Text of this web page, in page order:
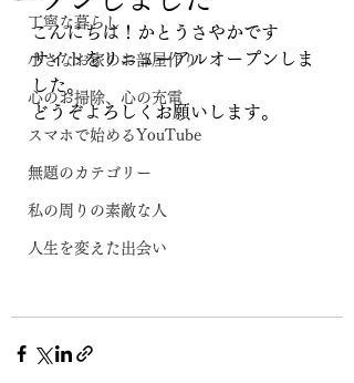
丁寧な暮らし
小さなお家のお部屋作り
心のお掃除、心の充電
スマホで始めるYouTube
無題のカテゴリー
私の周りの素敵な人
人生を変えた出会い
こんにちは！かとうさやかです
サイトをリニューアルオープンしま
した。
どうぞよろしくお願いします。